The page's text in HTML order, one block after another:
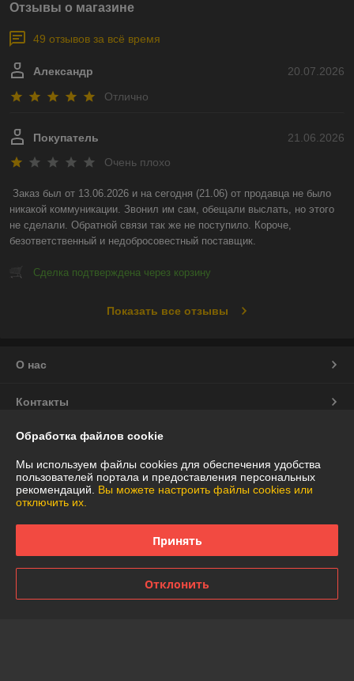
Отзывы о магазине
49 отзывов за всё время
20.07.2026
Александр
Отлично
21.06.2026
Покупатель
Очень плохо
Заказ был от 13.06.2026 и на сегодня (21.06) от продавца не было
никакой коммуникации. Звонил им сам, обещали выслать, но этого
не сделали. Обратной связи так же не поступило. Короче,
безответственный и недобросовестный поставщик.
Сделка подтверждена через корзину
Показать все отзывы
О нас
Контакты
Доставка и оплата
График работы
Политика обработки cookies
Сайт создан на платформе Deal.by
Обработка файлов cookie
Мы используем файлы cookies для обеспечения удобства
пользователей портала и предоставления персональных
рекомендаций. Вы можете настроить файлы cookies или
отключить их.
Принять
Отклонить